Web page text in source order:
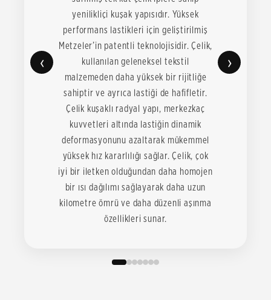
‹
yenilikliçi kuşak yapısıdır. Yüksek
performans lastikleri için geliştirilmiş
Metzeler’in patentli teknolojisidir. Çelik,
kullanılan geleneksel tekstil
malzemeden daha yüksek bir rijitliğe
sahiptir ve ayrıca lastiği de hafifletir.
Çelik kuşaklı radyal yapı, merkezkaç
kuvvetleri altında lastiğin dinamik
deformasyonunu azaltarak mükemmel
yüksek hız kararlılığı sağlar. Çelik, çok
iyi bir iletken olduğundan daha homojen
bir ısı dağılımı sağlayarak daha uzun
kilometre ömrü ve daha düzenli aşınma
özellikleri sunar.
›